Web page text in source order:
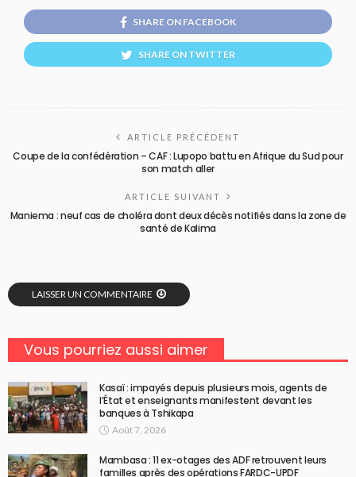
SHARE ON FACEBOOK
SHARE ON TWITTER
ARTICLE PRÉCÉDENT
Coupe de la confédération – CAF : Lupopo battu en Afrique du Sud pour
son match aller
ARTICLE SUIVANT
Maniema : neuf cas de choléra dont deux décès notifiés dans la zone de
santé de Kalima
LAISSER UN COMMENTAIRE
Vous pourriez aussi aimer
Kasaï : impayés depuis plusieurs mois, agents de
l’État et enseignants manifestent devant les
banques à Tshikapa
Août 7, 2026
Mambasa : 11 ex-otages des ADF retrouvent leurs
familles après des opérations FARDC-UPDF